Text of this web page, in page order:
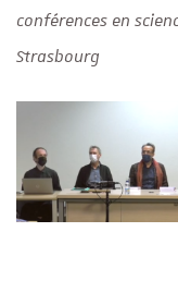
conférences en
Strasbourg